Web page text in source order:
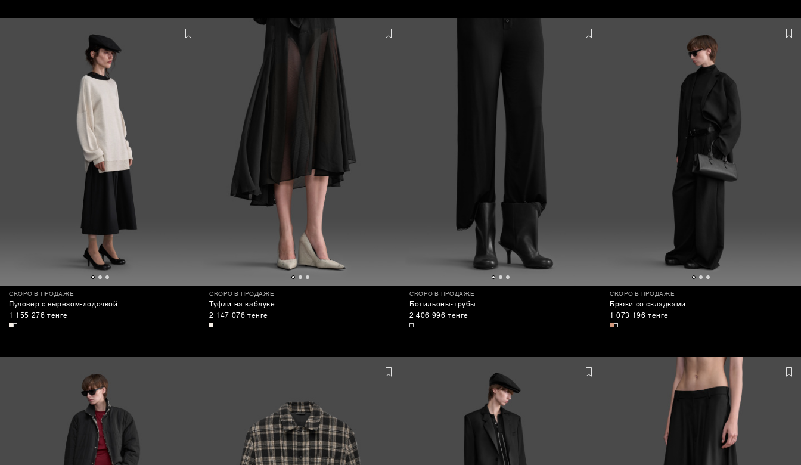
СКОРО В ПРОДАЖЕ
Пуловер с вырезом-лодочкой
1 155 276 тенге
СКОРО В ПРОДАЖЕ
Туфли на каблуке
2 147 076 тенге
СКОРО В ПРОДАЖЕ
Ботильоны-трубы
2 406 996 тенге
СКОРО В ПРОДАЖЕ
Брюки со складками
1 073 196 тенге